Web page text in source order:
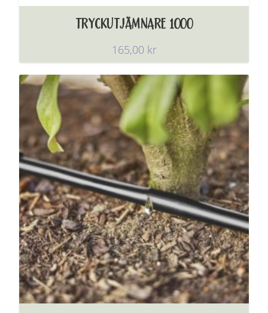
TRYCKUTJÄMNARE 1000
165,00 kr